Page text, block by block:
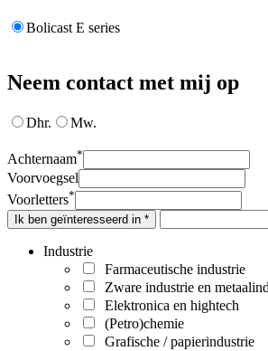
Bolicast E series
Neem contact met mij op
Dhr. Mw.
Achternaam*
Voorvoegsel
Voorletters*
Ik ben geïnteresseerd in *
Industrie
Farmaceutische industrie
Zware industrie en
Elektronica en hightech
(Petro)chemie
Grafische / papierindustrie